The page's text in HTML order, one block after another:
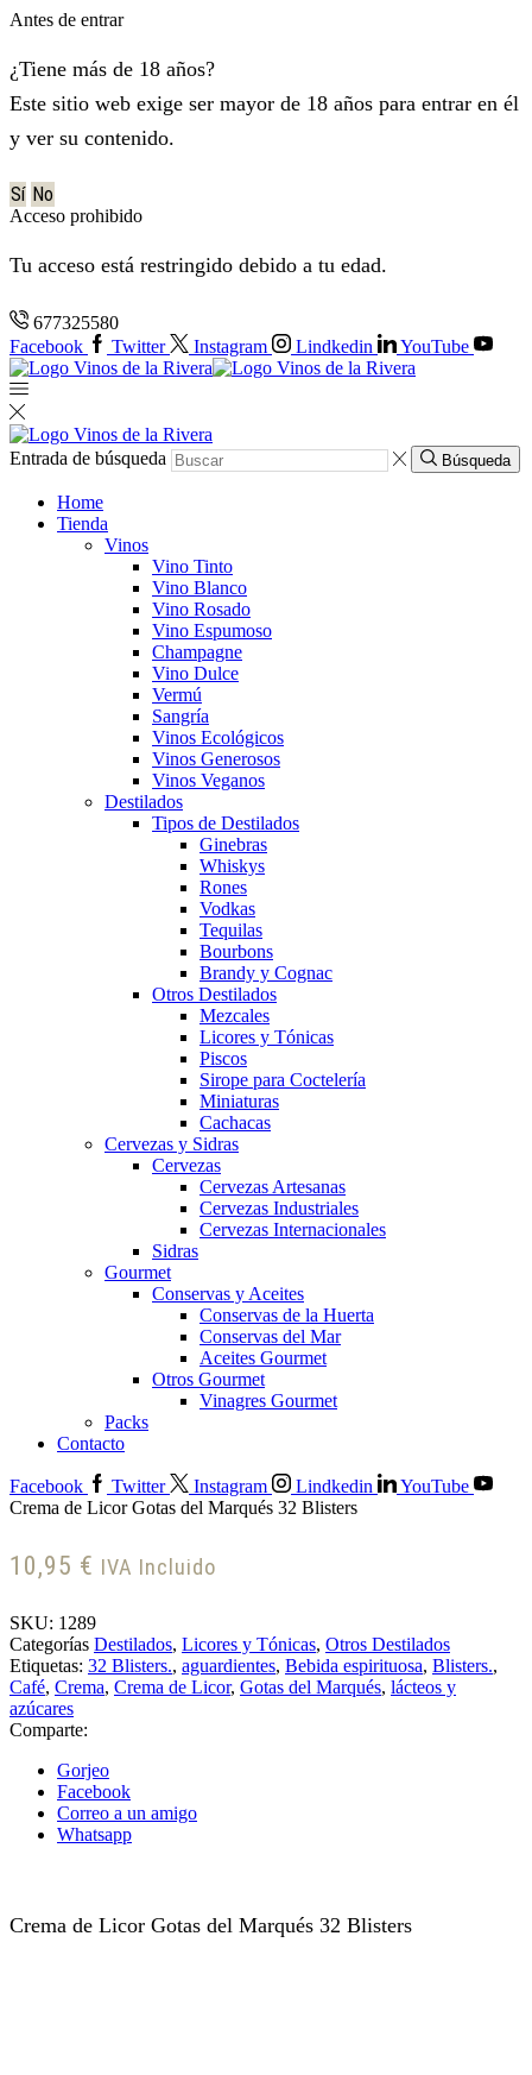
Antes de entrar
¿Tiene más de 18 años?
Este sitio web exige ser mayor de 18 años para entrar en él
y ver su contenido.
Sí No
Acceso prohibido
Tu acceso está restringido debido a tu edad.
677325580
Facebook
Twitter Instagram Lindkedin YouTube
Entrada de búsqueda Búsqueda
Home
Tienda
Vinos
Vino Tinto
Vino Blanco
Vino Rosado
Vino Espumoso
Champagne
Vino Dulce
Vermú
Sangría
Vinos Ecológicos
Vinos Generosos
Vinos Veganos
Destilados
Tipos de Destilados
Ginebras
Whiskys
Rones
Vodkas
Tequilas
Bourbons
Brandy y Cognac
Otros Destilados
Mezcales
Licores y Tónicas
Piscos
Sirope para Coctelería
Miniaturas
Cachacas
Cervezas y Sidras
Cervezas
Cervezas Artesanas
Cervezas Industriales
Cervezas Internacionales
Sidras
Gourmet
Conservas y Aceites
Conservas de la Huerta
Conservas del Mar
Aceites Gourmet
Otros Gourmet
Vinagres Gourmet
Packs
Contacto
Facebook Twitter Instagram Lindkedin
YouTube
Crema de Licor Gotas del Marqués 32 Blisters
10,95 € IVA Incluido
SKU: 1289
Categorías Destilados, Licores y Tónicas, Otros Destilados
Etiquetas: 32 Blisters., aguardientes, Bebida espirituosa, Blisters.,
Café, Crema, Crema de Licor, Gotas del Marqués, lácteos y
azúcares
Comparte:
Gorjeo
Facebook
Correo a un amigo
Whatsapp
Crema de Licor Gotas del Marqués 32 Blisters